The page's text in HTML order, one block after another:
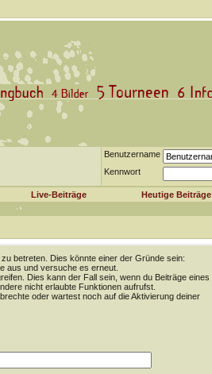
Benutzername
Kennwort
Live-Beiträge Heutige Beiträge
betreten. Dies könnte einer der Gründe sein:
aus und versuche es erneut.
Dies kann der Fall sein, wenn du Beiträge eines
nicht erlaubte Funktionen aufrufst.
oder wartest noch auf die Aktivierung deiner